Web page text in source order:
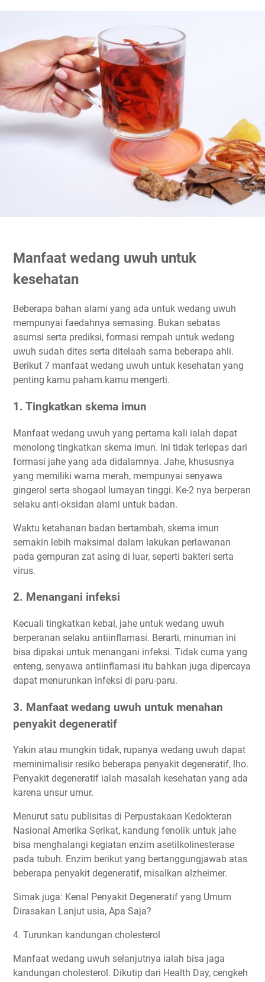
Manfaat wedang uwuh untuk
kesehatan
Beberapa bahan alami yang ada untuk wedang uwuh
mempunyai faedahnya semasing. Bukan sebatas
asumsi serta prediksi, formasi rempah untuk wedang
uwuh sudah dites serta ditelaah sama beberapa ahli.
Berikut 7 manfaat wedang uwuh untuk kesehatan yang
penting kamu paham.kamu mengerti.
1. Tingkatkan skema imun
Manfaat wedang uwuh yang pertama kali ialah dapat
menolong tingkatkan skema imun. Ini tidak terlepas dari
formasi jahe yang ada didalamnya. Jahe, khususnya
yang memiliki warna merah, mempunyai senyawa
gingerol serta shogaol lumayan tinggi. Ke-2 nya berperan
selaku anti-oksidan alami untuk badan.
Waktu ketahanan badan bertambah, skema imun
semakin lebih maksimal dalam lakukan perlawanan
pada gempuran zat asing di luar, seperti bakteri serta
virus.
2. Menangani infeksi
Kecuali tingkatkan kebal, jahe untuk wedang uwuh
berperanan selaku antiinflamasi. Berarti, minuman ini
bisa dipakai untuk menangani infeksi. Tidak cuma yang
enteng, senyawa antiinflamasi itu bahkan juga dipercaya
dapat menurunkan infeksi di paru-paru.
3. Manfaat wedang uwuh untuk menahan
penyakit degeneratif
Yakin atau mungkin tidak, rupanya wedang uwuh dapat
meminimalisir resiko beberapa penyakit degeneratif, lho.
Penyakit degeneratif ialah masalah kesehatan yang ada
karena unsur umur.
Menurut satu publisitas di Perpustakaan Kedokteran
Nasional Amerika Serikat, kandung fenolik untuk jahe
bisa menghalangi kegiatan enzim asetilkolinesterase
pada tubuh. Enzim berikut yang bertanggungjawab atas
beberapa penyakit degeneratif, misalkan alzheimer.
Simak juga: Kenal Penyakit Degeneratif yang Umum
Dirasakan Lanjut usia, Apa Saja?
4. Turunkan kandungan cholesterol
Manfaat wedang uwuh selanjutnya ialah bisa jaga
kandungan cholesterol. Dikutip dari Health Day, cengkeh